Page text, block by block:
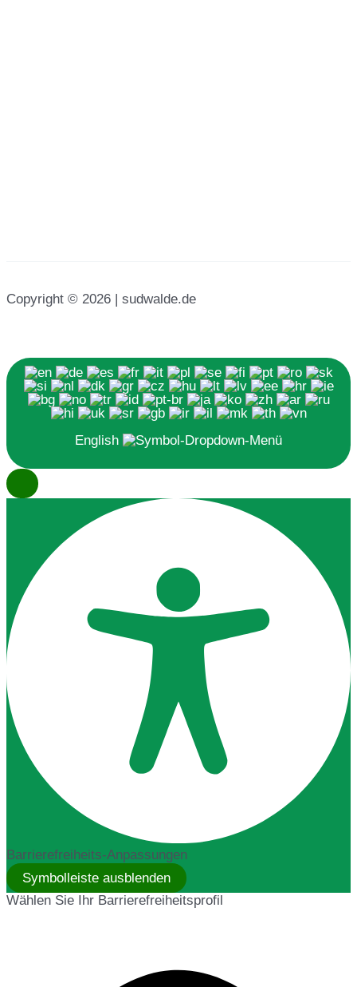
Copyright © 2026 | sudwalde.de
English
Barrierefreiheits-Anpassungen
Symbolleiste ausblenden
Wählen Sie Ihr Barrierefreiheitsprofil